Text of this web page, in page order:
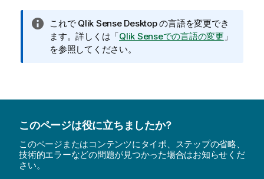
情
報
メ
これで Qlik Sense Desktopの言語を変更でき
ます。詳しくは「Qlik Senseでの言語の変更 」
を参照してください。
このページは役に立ちましたか?
このページまたはコンテンツにタイポ、ステップの省略、
技術的エラーなどの問題が見つかった場合はお知らせくだ
さい。